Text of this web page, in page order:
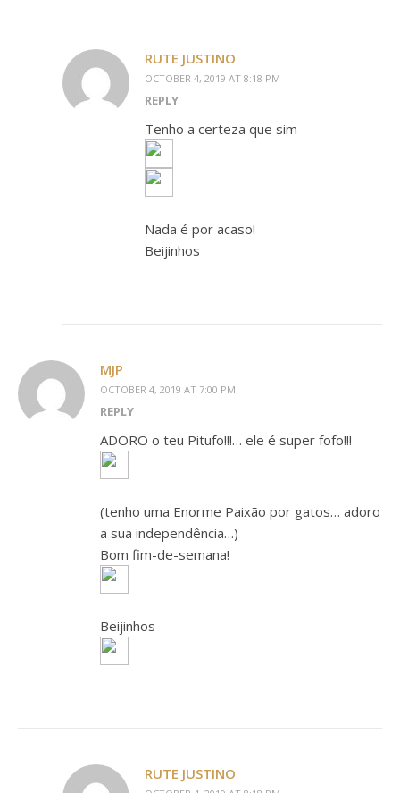
RUTE JUSTINO
OCTOBER 4, 2019 AT 8:18 PM
REPLY
Tenho a certeza que sim
Nada é por acaso!
Beijinhos
MJP
OCTOBER 4, 2019 AT 7:00 PM
REPLY
ADORO o teu Pitufo!!!… ele é super fofo!!!
(tenho uma Enorme Paixão por gatos… adoro
a sua independência…)
Bom fim-de-semana!
Beijinhos
RUTE JUSTINO